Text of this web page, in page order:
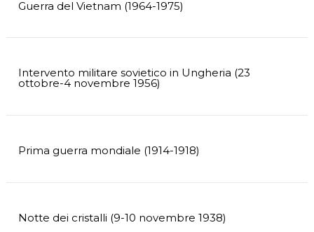
Guerra del Vietnam (1964-1975)
Intervento militare sovietico in Ungheria (23
ottobre-4 novembre 1956)
Prima guerra mondiale (1914-1918)
Notte dei cristalli (9-10 novembre 1938)